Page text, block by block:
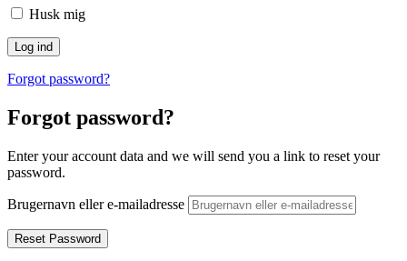
Husk mig
Forgot password?
Forgot password?
Enter your account data and we will send you a link to reset your
password.
Brugernavn eller e-mailadresse